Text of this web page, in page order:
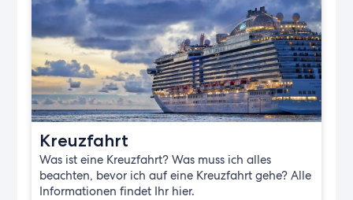
Kreuzfahrt
Was ist eine Kreuzfahrt? Was muss ich alles
beachten, bevor ich auf eine Kreuzfahrt gehe? Alle
Informationen findet Ihr hier.